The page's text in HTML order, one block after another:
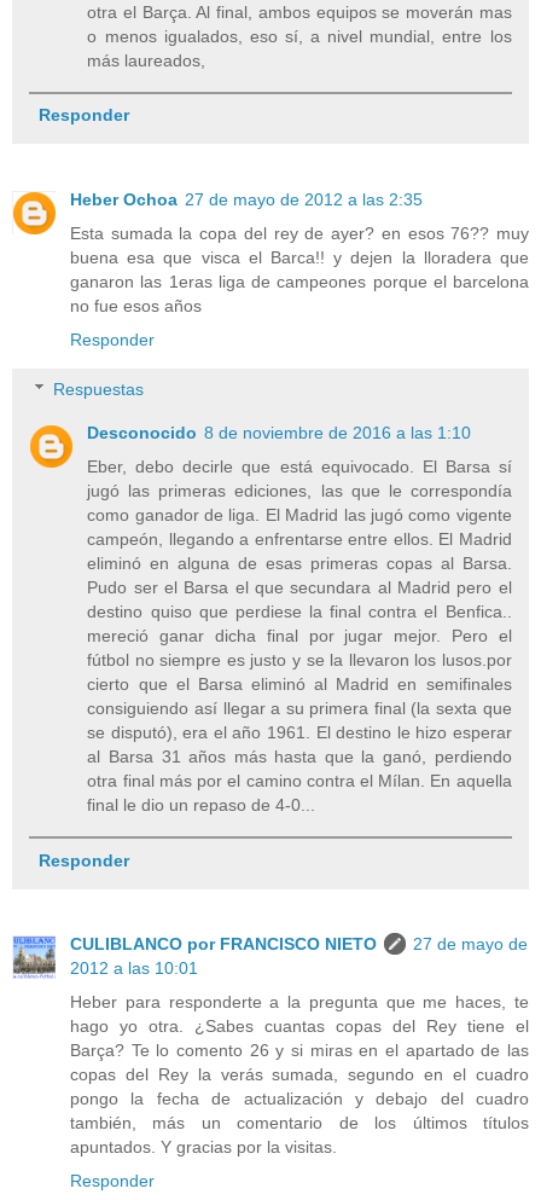
otra el Barça. Al final, ambos equipos se moverán mas
o menos igualados, eso sí, a nivel mundial, entre los
más laureados,
Responder
Heber Ochoa 27 de mayo de 2012 a las 2:35
Esta sumada la copa del rey de ayer? en esos 76?? muy
buena esa que visca el Barca!! y dejen la lloradera que
ganaron las 1eras liga de campeones porque el barcelona
no fue esos años
Responder
Respuestas
Desconocido 8 de noviembre de 2016 a las 1:10
Eber, debo decirle que está equivocado. El Barsa sí
jugó las primeras ediciones, las que le correspondía
como ganador de liga. El Madrid las jugó como vigente
campeón, llegando a enfrentarse entre ellos. El Madrid
eliminó en alguna de esas primeras copas al Barsa.
Pudo ser el Barsa el que secundara al Madrid pero el
destino quiso que perdiese la final contra el Benfica..
mereció ganar dicha final por jugar mejor. Pero el
fútbol no siempre es justo y se la llevaron los lusos.por
cierto que el Barsa eliminó al Madrid en semifinales
consiguiendo así llegar a su primera final (la sexta que
se disputó), era el año 1961. El destino le hizo esperar
al Barsa 31 años más hasta que la ganó, perdiendo
otra final más por el camino contra el Mílan. En aquella
final le dio un repaso de 4-0...
Responder
CULIBLANCO por FRANCISCO NIETO
27 de mayo de
2012 a las 10:01
Heber para responderte a la pregunta que me haces, te
hago yo otra. ¿Sabes cuantas copas del Rey tiene el
Barça? Te lo comento 26 y si miras en el apartado de las
copas del Rey la verás sumada, segundo en el cuadro
pongo la fecha de actualización y debajo del cuadro
también, más un comentario de los últimos títulos
apuntados. Y gracias por la visitas.
Responder